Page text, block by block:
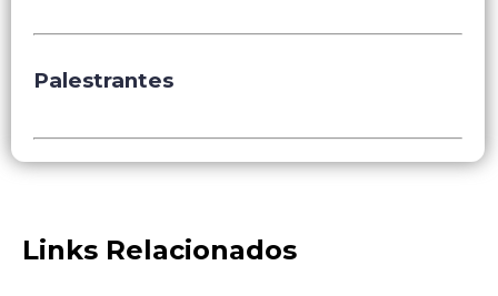
Palestrantes
Links Relacionados